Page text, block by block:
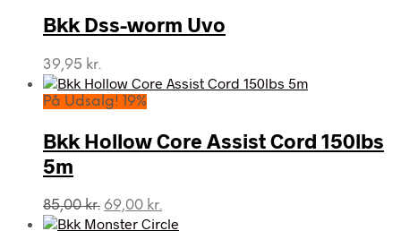
Bkk Dss-worm Uvo
39,95 kr.
På Udsalg! 19%
Bkk Hollow Core Assist Cord 150lbs
5m
85,00kr. Den
oprindelige
69,00 kr.
aktuelle